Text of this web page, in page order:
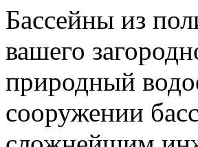
Бассейны из
вашего
природный
сооружении